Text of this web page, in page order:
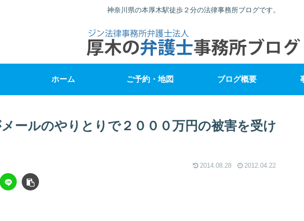
神奈川県の本厚木駅徒歩２分の法律事務所ブログです。
ホーム ご予約・地図 ブログ概要
ールのやりとりで２０００万円の被害を受け
2014.08.28 2012.04.22